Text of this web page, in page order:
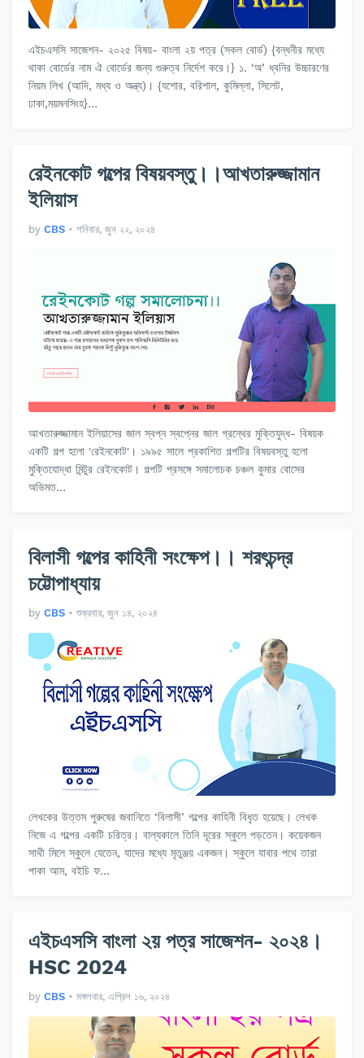
এইচএসসি সাজেশন- ২০২৫ বিষয়- বাংলা ২য় পত্র (সকল বোর্ড) {বন্ধনীর মধ্যে
থাকা বোর্ডের নাম ঐ বোর্ডের জন্য গুরুত্ব নির্দেশ করে।} ১. ‘অ’ ধ্বনির উচ্চারণের
নিয়ম লিখ (আদি, মধ্য ও অন্ত্য)। {যশোর, বরিশাল, কুমিল্লা, সিলেট,
ঢাকা,ময়মনসিংহ}…
রেইনকোট গল্পের বিষয়বস্তু।।আখতারুজ্জামান
ইলিয়াস
by CBS • শনিবার, জুন ২২, ২০২৪
আখতারুজ্জামান ইলিয়াসের জাল স্বপ্ন স্বপ্নের জাল গ্রন্থের মুক্তিযুদ্ধ- বিষয়ক
একটি গল্প হলো 'রেইনকোট'। ১৯৯৫ সালে প্রকাশিত গল্পটির বিষয়বস্তু হলো
মুক্তিযোদ্ধা মিন্টুর রেইনকোট। গল্পটি প্রসঙ্গে সমালোচক চঞ্চল কুমার বোসের
অভিমত…
বিলাসী গল্পের কাহিনী সংক্ষেপ।। শরৎচন্দ্র
চট্টোপাধ্যায়
by CBS • শুক্রবার, জুন ১৪, ২০২৪
লেখকের উত্তম পুরুষের জবানিতে ‘বিলাসী’ গল্পের কাহিনী বিধৃত হয়েছে। লেখক
নিজে এ গল্পের একটি চরিত্র। বাল্যকালে তিনি দূরের স্কুলে পড়তেন। কয়েকজন
সাথী মিলে স্কুলে যেতেন, যাদের মধ্যে মৃতুঞ্জয় একজন। স্কুলে যাবার পথে তারা
পাকা আম, বইচি ফ…
এইচএসসি বাংলা ২য় পত্র সাজেশন- ২০২৪।
HSC 2024
by CBS • মঙ্গলবার, এপ্রিল ১৬, ২০২৪